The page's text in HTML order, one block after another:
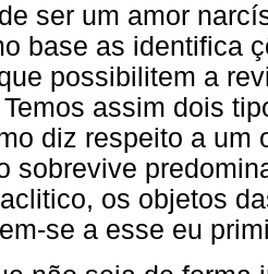
ser um amor
base as identifica
possibilitem a
assim dois
diz respeito a um
sobrevive
os objetos
se a esse eu